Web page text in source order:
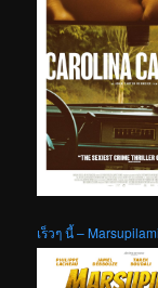
เร็วๆ นี้ –